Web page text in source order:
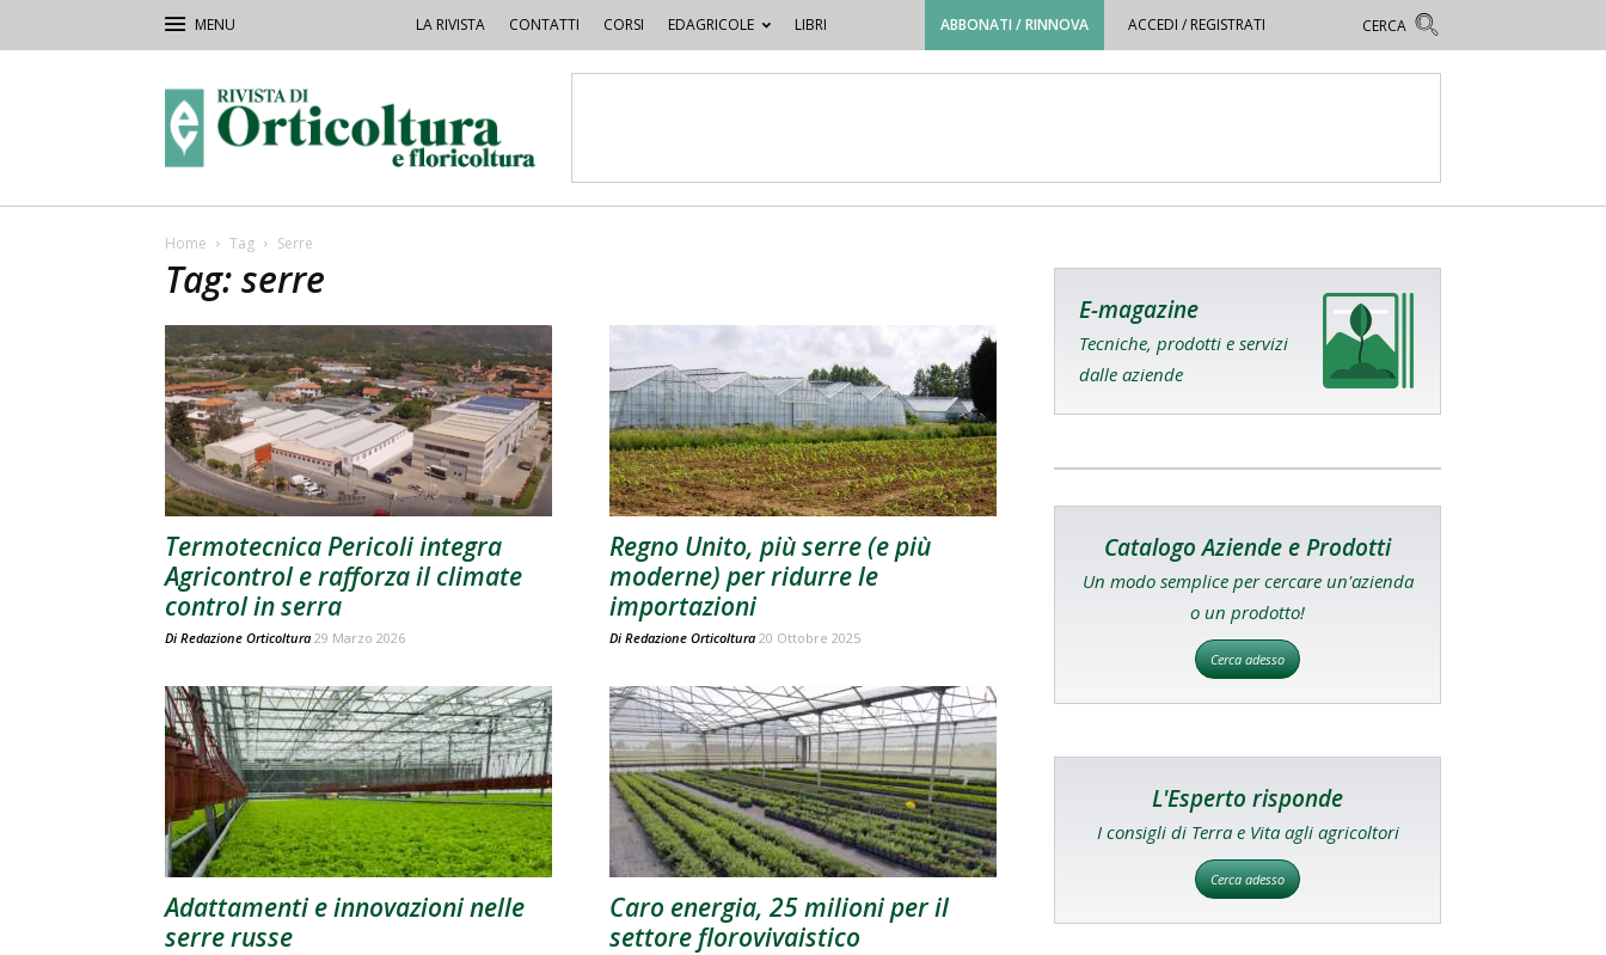
LA RIVISTA CONTATTI CORSI EDAGRICOLE LIBRI ABBONATI / RINNOVA ACCEDI / REGISTRATI
Orticoltura
Home Tag Serre
Tag: serre
Termotecnica Pericoli integra
Agricontrol e rafforza il climate
control in serra
Di Redazione Orticoltura 29 Marzo 2026
Regno Unito, più serre (e più
moderne) per ridurre le
importazioni
Di Redazione Orticoltura 20 Ottobre 2025
Adattamenti e innovazioni nelle
serre russe
Caro energia, 25 milioni per il
settore florovivaistico
E-magazine
Tecniche, prodotti e servizi
dalle aziende
Catalogo Aziende e Prodotti
Un modo semplice per cercare un'azienda
o un prodotto!
Cerca adesso
L'Esperto risponde
I consigli di Terra e Vita agli agricoltori
Cerca adesso